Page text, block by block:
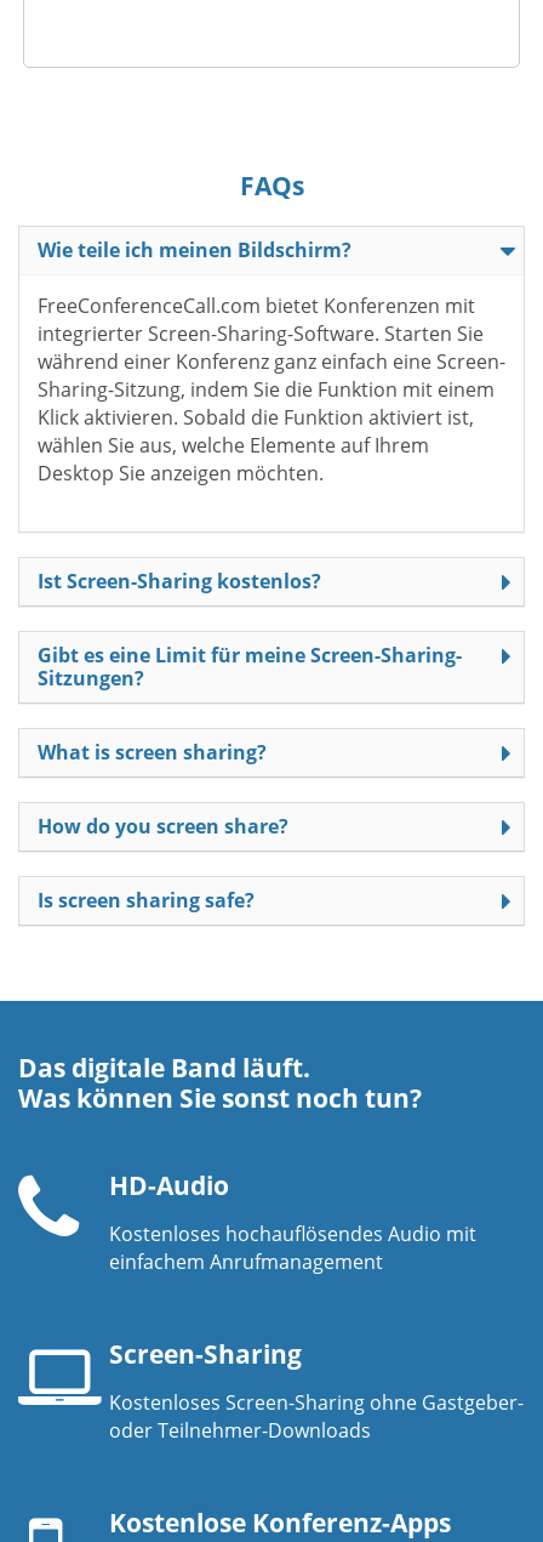
FAQs
Wie teile ich meinen Bildschirm?
FreeConferenceCall.com bietet Konferenzen mit
integrierter Screen-Sharing-Software. Starten Sie
während einer Konferenz ganz einfach eine Screen-
Sharing-Sitzung, indem Sie die Funktion mit einem
Klick aktivieren. Sobald die Funktion aktiviert ist,
wählen Sie aus, welche Elemente auf Ihrem
Desktop Sie anzeigen möchten.
Ist Screen-Sharing kostenlos?
Gibt es eine Limit für meine Screen-Sharing-
Sitzungen?
What is screen sharing?
How do you screen share?
Is screen sharing safe?
Das digitale Band läuft.
Was können Sie sonst noch tun?
Telefonhörer
HD-Audio
Kostenloses hochauflösendes Audio mit
einfachem Anrufmanagement
Laptop-
Screen-Sharing
Kostenloses Screen-Sharing ohne Gastgeber-
oder Teilnehmer-Downloads
Kostenlose Konferenz-Apps